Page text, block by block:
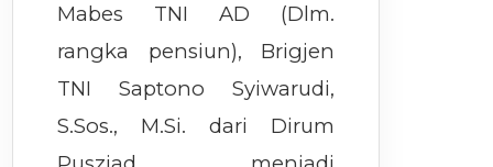
Mabes TNI AD (Dlm.
rangka pensiun), Brigjen
TNI Saptono Syiwarudi,
S.Sos., M.Si. dari Dirum